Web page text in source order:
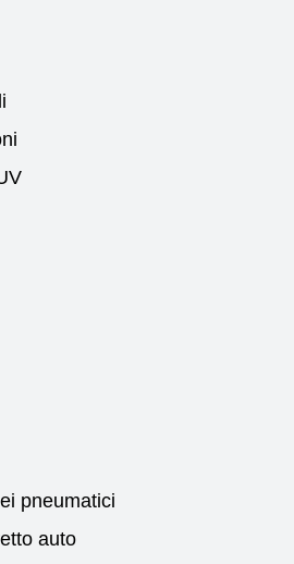
pneumatici
auto